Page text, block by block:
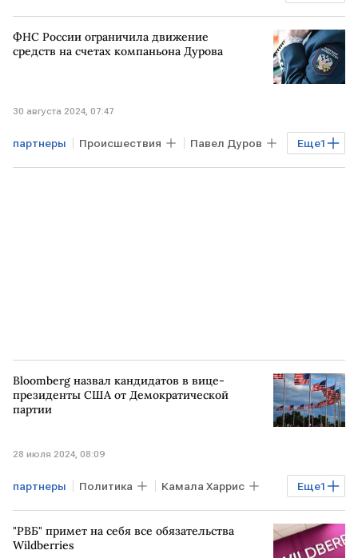
ИНДИЯ Саммит БРИКС
ФНС России ограничила движение
средств на счетах компаньона Дурова
30 августа 2024, 07:47
Еще1
партнеры Происшествия Павел Дуров
ФНС
Bloomberg назвал кандидатов в вице-
президенты США от Демократической
партии
28 июля 2024, 08:09
Еще1
партнеры Политика Камала Харрис
Кандидаты
"РВБ" примет на себя все обязательства
Wildberries